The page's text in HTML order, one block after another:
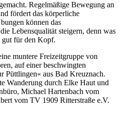
Regelmäßige Bewegung an
fördert das körperliche
können das
Lebensqualität steigern, denn was
gut für den Kopf.
muntere Freizeitgruppe von
auf einer beschwingten
Püttlingen« aus Bad Kreuznach.
Wanderung durch Elke Haut und
Michael Hartenbach vom
vom TV 1909 Ritterstraße e.V.